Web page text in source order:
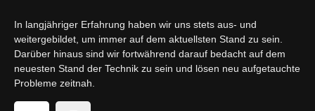
In langjähriger Erfahrung haben wir uns stets aus- und
weitergebildet, um immer auf dem aktuellsten Stand zu sein.
Darüber hinaus sind wir fortwährend darauf bedacht auf dem
neuesten Stand der Technik zu sein und lösen neu aufgetauchte
Probleme zeitnah.